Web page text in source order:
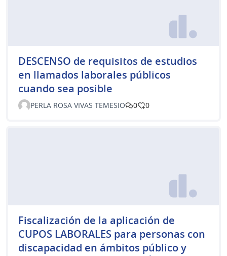
DESCENSO de requisitos de estudios
en llamados laborales públicos
cuando sea posible
PERLA ROSA VIVAS TEMESIO 0 0
Fiscalización de la aplicación de
CUPOS LABORALES para personas con
discapacidad en ámbitos público y